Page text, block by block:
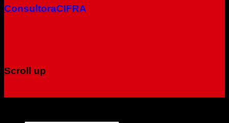
ConsultoraCIFRA
Scroll up